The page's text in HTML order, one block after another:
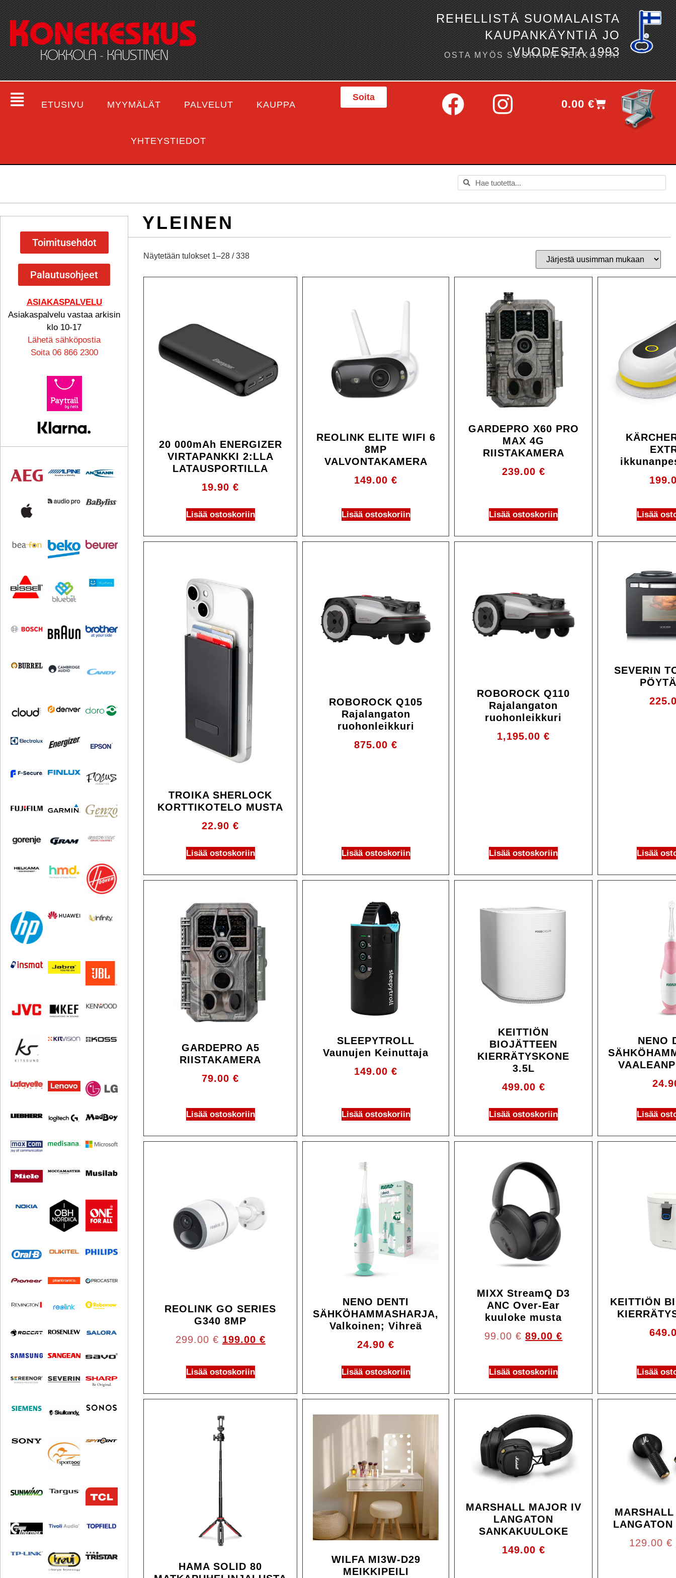
REHELLISTÄ SUOMALAISTA
KAUPANKÄYNTIÄ JO
VUODESTA 1993
OSTA MYÖS SUORAAN VERKOSTA!
ETUSIVU MYYMÄLÄT PALVELUT KAUPPA
YHTEYSTIEDOT
Soita
0.00€
Toimitusehdot
Palautusohjeet
ASIAKASPALVELU
Asiakaspalvelu vastaa arkisin
klo 10-17
Lähetä sähköpostia
Soita 06 866 2300
YLEINEN
Näytetään tulokset 1–28 / 338
20 000mAh ENERGIZER
VIRTAPANKKI 2:LLA
LATAUSPORTILLA
19.90€
Lisää ostoskoriin
REOLINK ELITE WIFI 6
8MP
VALVONTAKAMERA
149.00€
Lisää ostoskoriin
GARDEPRO X60 PRO
MAX 4G
RIISTAKAMERA
239.00 €
Lisää ostoskoriin Lisää
TROIKA SHERLOCK
KORTTIKOTELO MUSTA
22.90€
Lisää ostoskoriin
ROBOROCK Q105
Rajalangaton
ruohonleikkuri
875.00€
Lisää ostoskoriin
ROBOROCK Q110
Rajalangaton
ruohonleikkuri
1,195.00€
Lisää ostoskoriin
SEVERIN
Lisää
GARDEPRO A5
RIISTAKAMERA
79.00€
Lisää ostoskoriin
SLEEPYTROLL
Vaunujen Keinuttaja
149.00€
Lisää ostoskoriin
KEITTIÖN
BIOJÄTTEEN
KIERRÄTYSKONE
3.5L
499.00 €
Lisää ostoskoriin
NENO
Lisää
REOLINK GO SERIES
G340 8MP
299.00 € 199.00 €
Lisää ostoskoriin
NENO DENTI
SÄHKÖHAMMASHARJA,
Valkoinen; Vihreä
24.90€
Lisää ostoskoriin
MIXX StreamQ D3
ANC Over-Ear
kuuloke musta
99.00€ 89.00€
Lisää ostoskoriin
KEITTIÖN
Lisää
HAMA SOLID 80
WILFA MI3W-D29
MEIKKIPEILI
MARSHALL MAJOR IV
LANGATON
SANKAKUULOKE
149.00 €
129.00 €